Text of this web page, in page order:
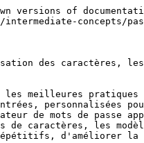
of
concepts/
des caractères,
meilleures pratiques
personnalisées
de mots de passe
de caractères, les
répétitifs, d'améliorer